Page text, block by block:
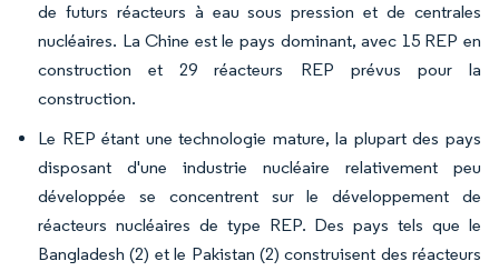
de futurs réacteurs à eau sous pression et de centrales
nucléaires. La Chine est le pays dominant, avec 15 REP en
construction et 29 réacteurs REP prévus pour la
construction.
Le REP étant une technologie mature, la plupart des pays
disposant d'une industrie nucléaire relativement peu
développée se concentrent sur le développement de
réacteurs nucléaires de type REP. Des pays tels que le
Bangladesh (2) et le Pakistan (2) construisent des réacteurs